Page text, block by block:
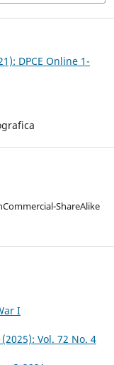
DPCE Online 1-
ShareAlike
I
Vol. 72 No. 4